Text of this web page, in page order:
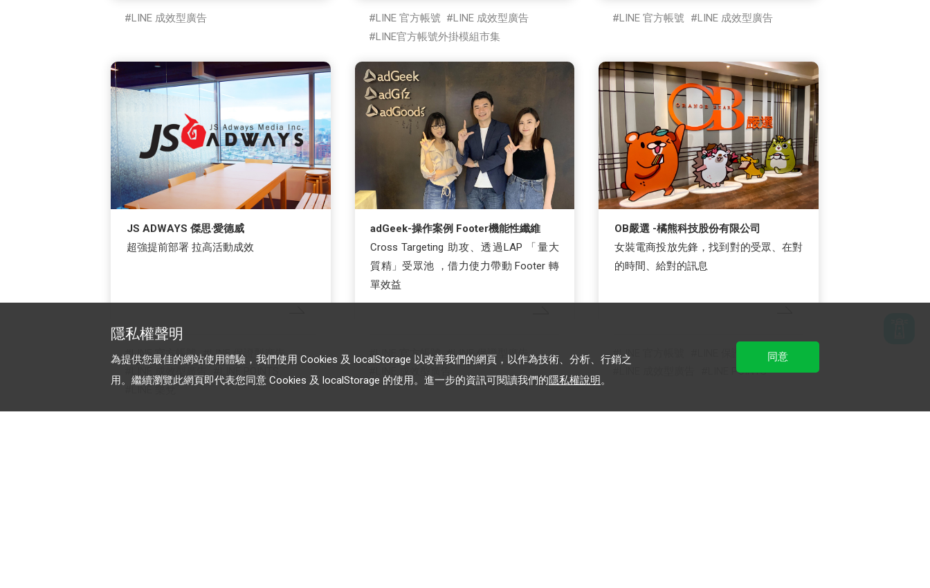
LINE 成效型廣告 LINE 官方帳號
LINE 成效型廣告
LINE官方帳號外掛模組市集
LINE 官方帳號 LINE 成效型廣告
JS ADWAYS 傑思‧愛德威
超強提前部署 拉高活動成效
LINE 官方帳號
LINE 保證型廣告
LINE 樂兌
adGeek-操作案例 Footer機能性纖維
Cross Targeting 助攻、透過LAP 「量大
質精」受眾池 ，借力使力帶動 Footer 轉
單效益
LINE 官方帳號
LINE 保證型廣告
OB嚴選 -橘熊科技股份有限公司
女裝電商投放先鋒，找到對的受眾、在對
的時間、給對的訊息
LINE 官方帳號
LINE 保證型廣告
LINE POINTS
隱私權聲明
為提供您最佳的網站使用體驗，我們使用 Cookies 及 localStorage 以改善我們的網頁，以作為技術、分析、行銷之
用。繼續瀏覽此網頁即代表您同意 Cookies 及 localStorage 的使用。進一步的資訊可閱讀我們的隱私權說明。
同意